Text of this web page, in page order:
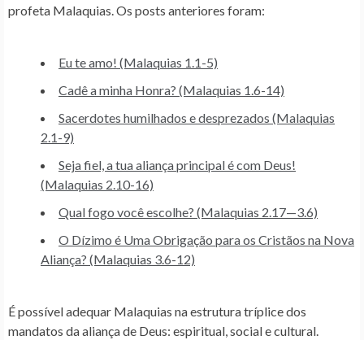
profeta Malaquias. Os posts anteriores foram:
Eu te amo! (Malaquias 1.1-5)
Cadê a minha Honra? (Malaquias 1.6-14)
Sacerdotes humilhados e desprezados (Malaquias
2.1-9)
Seja fiel, a tua aliança principal é com Deus!
(Malaquias 2.10-16)
Qual fogo você escolhe? (Malaquias 2.17—3.6)
O Dízimo é Uma Obrigação para os Cristãos na Nova
Aliança? (Malaquias 3.6-12)
É possível adequar Malaquias na estrutura tríplice dos
mandatos da aliança de Deus: espiritual, social e cultural.